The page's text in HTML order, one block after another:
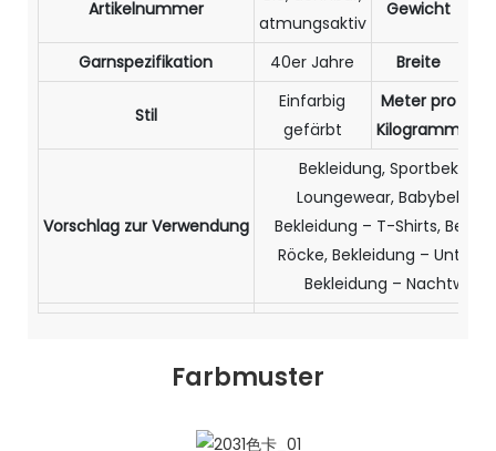
Artikelnummer
atmungsaktiv
Gewicht
Garnspezifikation 40er Jahre Breite
Stil
Einfarbig
gefärbt
Meter pro
Kilogramm
Vorschlag zur Verwendung
Bekleidung,
Loungewear,
Bekleidung – T-Shirts,
Röcke, Bekleidung –
Bekleidung –
Farbmuster